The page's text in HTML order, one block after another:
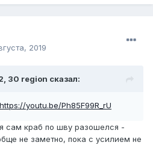
2019
30 region сказал:
https://youtu.be/Ph85F99R_rU
сам краб по шву разошелся -
не заметно, пока с усилием не